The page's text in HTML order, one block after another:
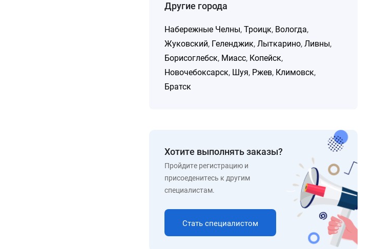
Другие города
Набережные Челны,Троицк, Вологда,
Жуковский, Геленджик,Лыткарино,Ливны,
Борисоглебск, Миасс, Копейск,
Новочебоксарск, Шуя, Ржев, Климовск,
Братск
Хотите выполнять заказы?
Пройдите регистрацию и
присоеденитесь к другим
специалистам.
Стать специалистом